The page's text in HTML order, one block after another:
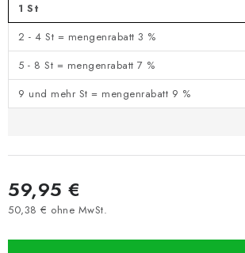
1 St
2 - 4 St = mengenrabatt 3 %
5 - 8 St = mengenrabatt 7 %
9 und mehr St = mengenrabatt 9 %
59,95 €
50,38 € ohne MwSt.